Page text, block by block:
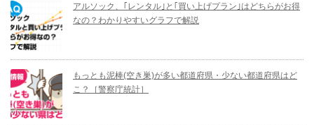
アルソック、｢レンタル｣と｢買い上げプラン｣はどちらがお得
なの？わかりやすいグラフで解説
もっとも泥棒(空き巣)が多い都道府県・少ない都道府県はど
こ？［警察庁統計］